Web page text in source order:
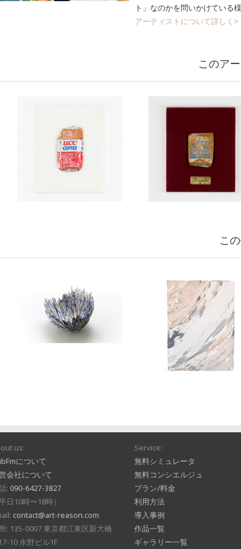
ト」なのかを問いかけている
アーティストについて詳しく>
このア
こ
us:
について
会社について
: 090-6427-3827
平日10時〜18時）
contact@art-reason.com
: 135-0007 東京都江東区新大橋
10 水野ビル1F
Service:
無料シミュレータ
無料コンシエルジュ
プラン/料金
利用方法
導入事例
作品一覧
ギャラリー一覧